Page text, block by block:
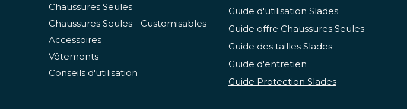
Chaussures Seules
Chaussures Seules - Customisables
Accessoires
Vêtements
Conseils d'utilisation
Guide d'utilisation Slades
Guide offre Chaussures Seules
Guide des tailles Slades
Guide d'entretien
Guide Protection Slades